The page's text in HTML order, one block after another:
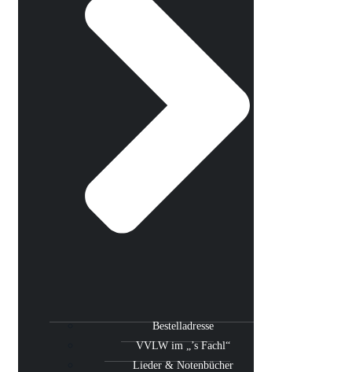
Bestelladresse
VVLW im „’s Fachl“
Lieder & Notenbücher